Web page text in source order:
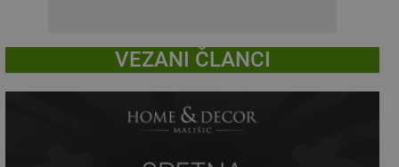
VEZANI ČLANCI